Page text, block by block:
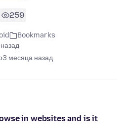
259
Bookmarks
3 месяца назад
in websites and is it